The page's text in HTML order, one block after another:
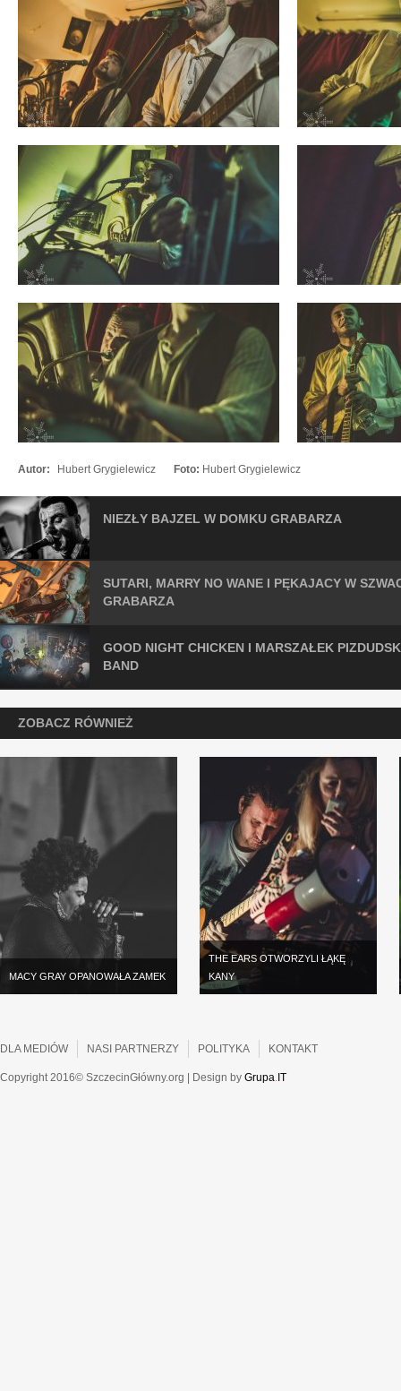
Autor: Hubert Grygielewicz Foto: Hubert Grygielewicz
NIEZŁY BAJZEL W DOMKU GRABARZA
SUTARI, MARRY NO WANE I PĘKAJACY W
GRABARZA
GOOD NIGHT CHICKEN I MARSZAŁEK
BAND
ZOBACZ RÓWNIEŻ
MACY GRAY OPANOWAŁA ZAMEK
THE EARS OTWORZYLI ŁĄKĘ
KANY
DLA MEDIÓW NASI PARTNERZY POLITYKA KONTAKT
Copyright 2016© SzczecinGłówny.org | Design by Grupa. IT